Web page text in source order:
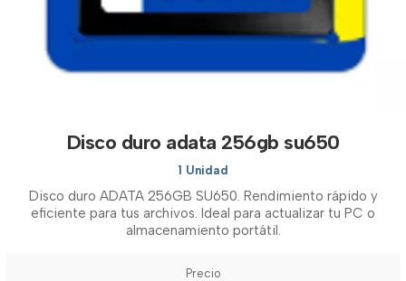
Disco duro adata 256gb su650
1 Unidad
Disco duro ADATA 256GB SU650. Rendimiento rápido y
eficiente para tus archivos. Ideal para actualizar tu PC o
almacenamiento portátil.
Precio